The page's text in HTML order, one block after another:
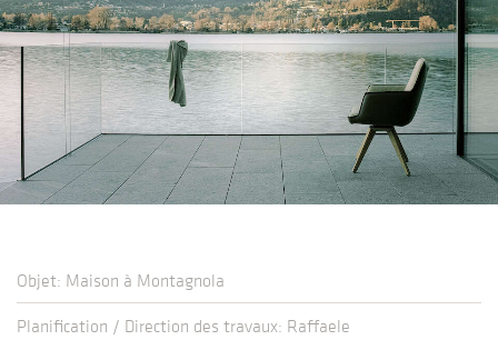
Objet: Maison à Montagnola
Planification / Direction des travaux: Raffaele